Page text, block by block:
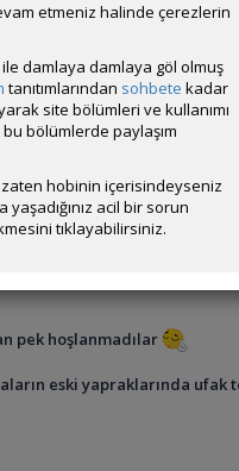
civarıydı) seyrediyor.
pek hoşlanmadılar
eski yapraklarında ufak
etmeniz halinde çerezlerin
ile damlaya damlaya göl olmuş
tanıtımlarından sohbete kadar
site bölümleri ve kullanımı
bölümlerde paylaşım
hobinin içerisindeyseniz
acil bir sorun
tıklayabilirsiniz.